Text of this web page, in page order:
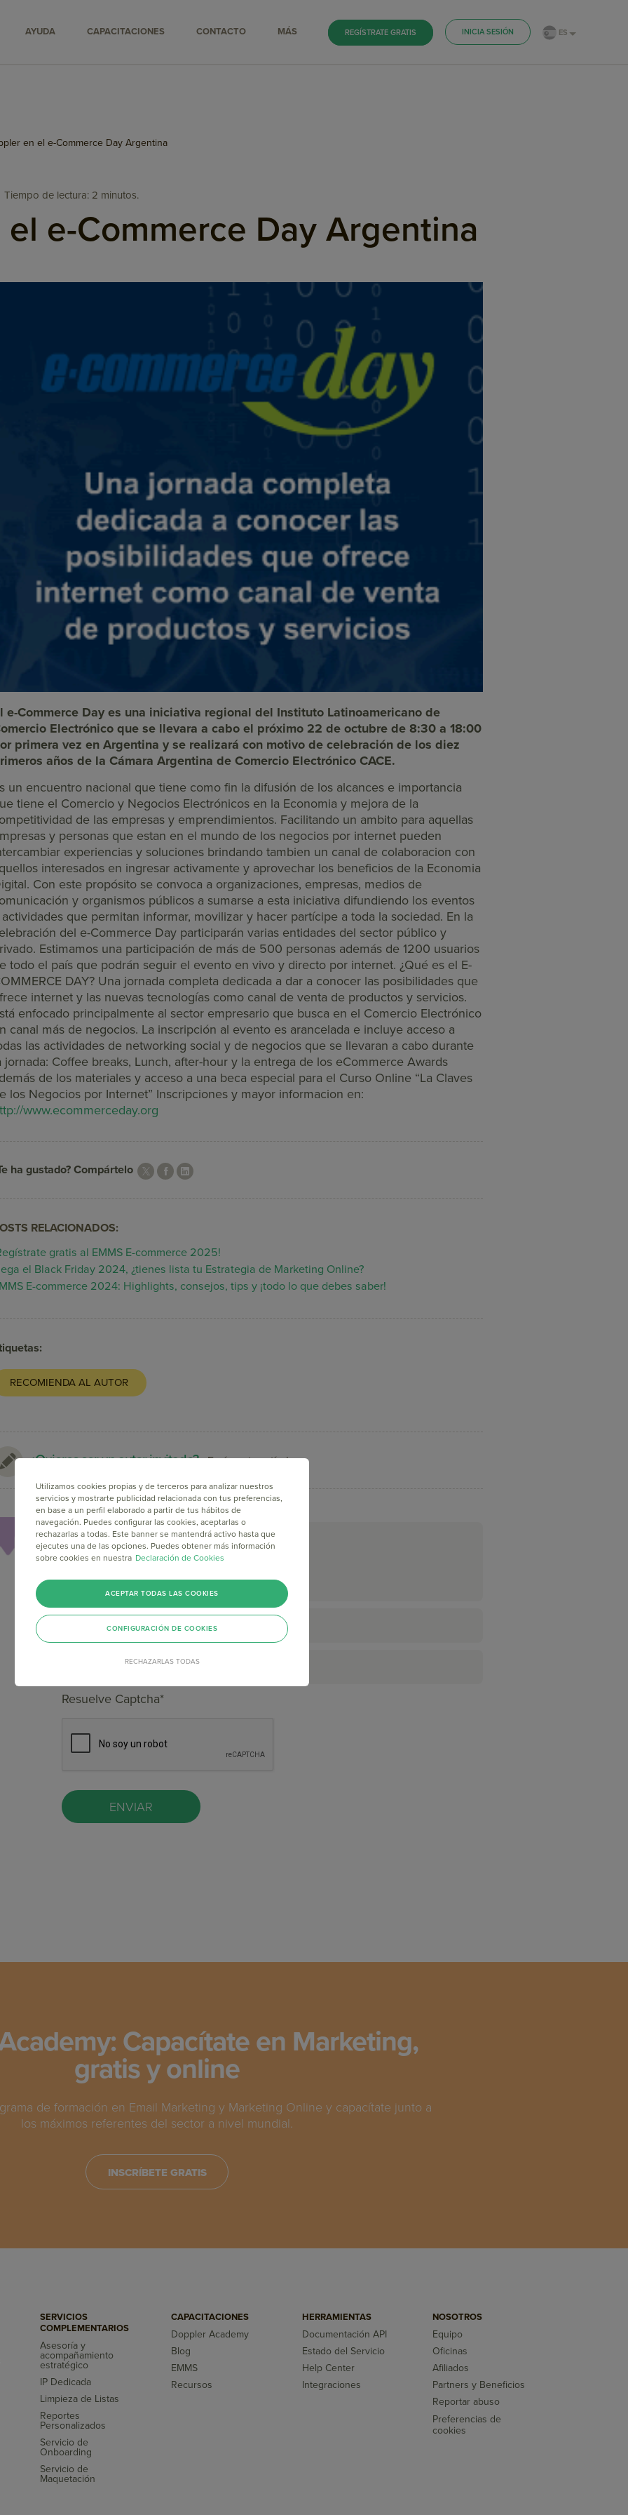
AYUDA CAPACITACIONES CONTACTO MÁS REGÍSTRATE GRATIS INICIA SESIÓN ES
en el e-Commerce Day Argentina
Tiempo de lectura: 2 minutos.
e-Commerce Day Argentina
e-Commerce Day es una iniciativa regional del Instituto Latinoamericano de
Electrónico que se llevara a cabo el próximo 22 de octubre de 8:30 a 18:00
primera vez en Argentina y se realizará con motivo de celebración de los diez
años de la Cámara Argentina de Comercio Electrónico CACE.
un encuentro nacional que tiene como fin la difusión de los alcances e importancia
tiene el Comercio y Negocios Electrónicos en la Economia y mejora de la
de las empresas y emprendimientos. Facilitando un ambito para aquellas
y personas que estan en el mundo de los negocios por internet pueden
experiencias y soluciones brindando tambien un canal de colaboracion con
interesados en ingresar activamente y aprovechar los beneficios de la Economia
Con este propósito se convoca a organizaciones, empresas, medios de
y organismos públicos a sumarse a esta iniciativa difundiendo los eventos
que permitan informar, movilizar y hacer partícipe a toda la sociedad. En la
del e-Commerce Day participarán varias entidades del sector público y
Estimamos una participación de más de 500 personas además de 1200 usuarios
todo el país que podrán seguir el evento en vivo y directo por internet. ¿Qué es el E-
DAY? Una jornada completa dedicada a dar a conocer las posibilidades que
internet y las nuevas tecnologías como canal de venta de productos y servicios.
enfocado principalmente al sector empresario que busca en el Comercio Electrónico
canal más de negocios. La inscripción al evento es arancelada e incluye acceso a
las actividades de networking social y de negocios que se llevaran a cabo durante
jornada: Coffee breaks, Lunch, after-hour y la entrega de los eCommerce Awards
de los materiales y acceso a una beca especial para el Curso Online “La Claves
los Negocios por Internet” Inscripciones y mayor informacion en:
www.ecommerceday.org
ha gustado? Compártelo
RELACIONADOS:
gratis al EMMS E-commerce 2025!
el Black Friday 2024, ¿tienes lista tu Estrategia de Marketing Online?
E-commerce 2024: Highlights, consejos, tips y ¡todo lo que debes saber!
RECOMIENDA AL AUTOR
¿Quieres ser un autor invitado? Envíanos tus artículos.
Resuelve Captcha*
Capacítate en Marketing,
gratis y online
de formación en Email Marketing y Marketing Online y capacítate junto a
los máximos referentes del sector a nivel mundial.
INSCRÍBETE GRATIS
SERVICIOS
COMPLEMENTARIOS
Asesoría y
acompañamiento
estratégico
IP Dedicada
Limpieza de Listas
Reportes
Personalizados
Servicio de
Onboarding
Servicio de
Maquetación
CAPACITACIONES
Doppler Academy
Blog
EMMS
Recursos
HERRAMIENTAS
Documentación API
Estado del Servicio
Help Center
Integraciones
NOSOTROS
Equipo
Oficinas
Afiliados
Partners y Beneficios
Reportar abuso
Preferencias de
cookies
Utilizamos cookies propias y de terceros para analizar nuestros
servicios y mostrarte publicidad relacionada con tus preferencias,
en base a un perfil elaborado a partir de tus hábitos de
navegación. Puedes configurar las cookies, aceptarlas o
rechazarlas a todas. Este banner se mantendrá activo hasta que
ejecutes una de las opciones. Puedes obtener más información
sobre cookies en nuestra Declaración de Cookies
RECHAZARLAS TODAS
ACEPTAR TODAS LAS COOKIES
CONFIGURACIÓN DE COOKIES